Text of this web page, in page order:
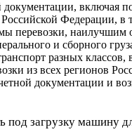
документации, включая
Федерации,
перевозки,
и сборного
разных классов,
из всех регионов
документации и
загрузку машину